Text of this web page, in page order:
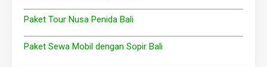
Paket Tour Nusa Penida Bali
Paket Sewa Mobil dengan Sopir Bali